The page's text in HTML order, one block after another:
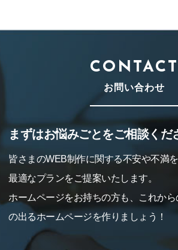
CONTACT
お問い合わせ
まずはお悩みごとをご相談くだ
皆さまのWEB制作に関する不安や不満
最適なプランをご提案いたします。
ホームページをお持ちの方も、これか
の出るホームページを作りましょう！